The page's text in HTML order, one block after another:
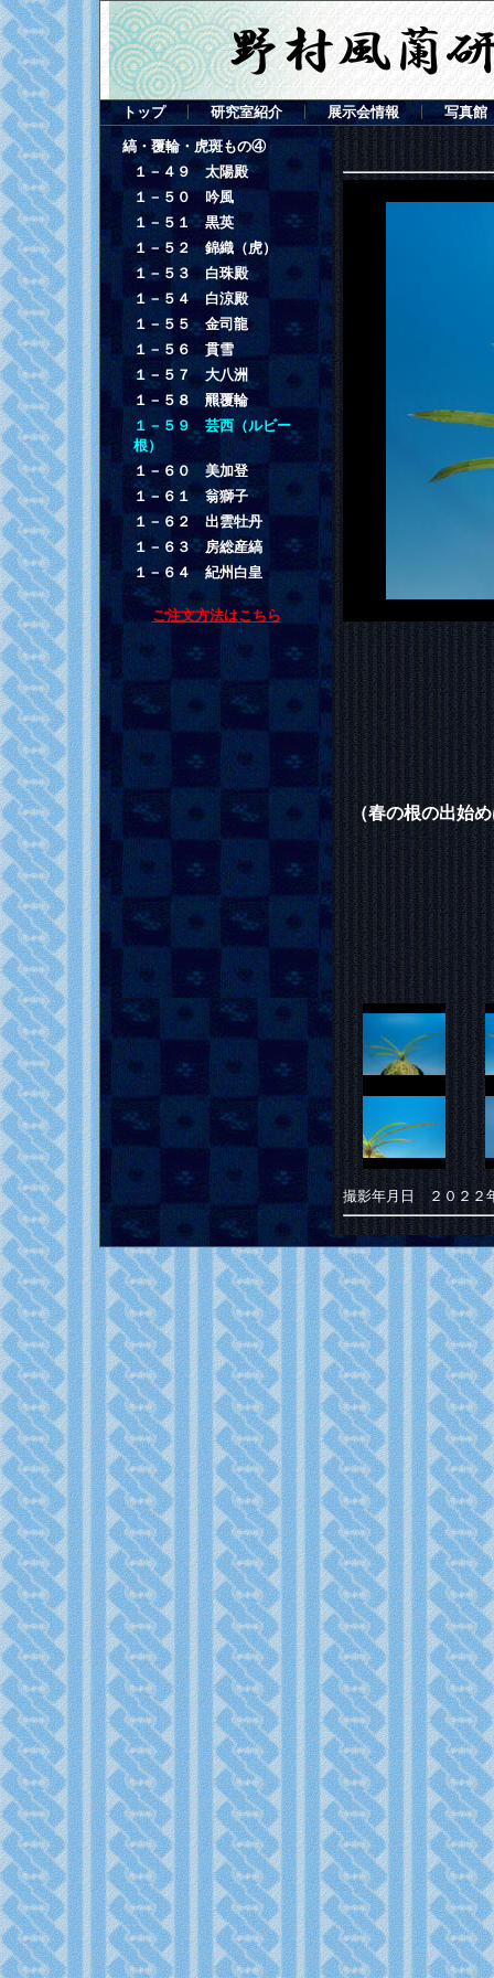
トップ 研究室紹介 展示会情報 写真館
縞・覆輪・虎斑もの④
１－４９ 太陽殿
１－５０ 吟風
１－５１ 黒英
１－５２ 錦織（虎）
１－５３ 白珠殿
１－５４ 白涼殿
１－５５ 金司龍
１－５６ 貫雪
１－５７ 大八洲
１－５８ 羆覆輪
１－５９ 芸西（ルビー
根）
１－６０ 美加登
１－６１ 翁獅子
１－６２ 出雲牡丹
１－６３ 房総産縞
１－６４ 紀州白皇
ご注文方法はこちら
（春の根の出始
撮影年月日 ２０２２